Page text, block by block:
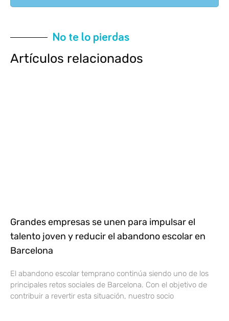
No te lo pierdas
Artículos relacionados
Grandes empresas se unen para impulsar el
talento joven y reducir el abandono escolar en
Barcelona
El abandono escolar temprano continúa siendo uno de los
principales retos sociales de Barcelona. Con el objetivo de
contribuir a revertir esta situación, nuestro socio